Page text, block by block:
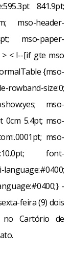
841.9pt;
mso-header-
mso-paper-
> < !--[if gte mso
{mso-
size:0;
mso-
0cm 5.4pt; mso-
mso-
font-
-
feira (9) dois
Cartório de